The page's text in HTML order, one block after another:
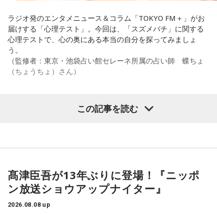
間は時代的に増えていますね」とリアルな実情を明かしま
す。
また、有吉は「吉本（興業）は縦がちゃんとしているじゃ
ん。それは養成所でもそういう教えがあるんだろうし、先輩
からも受け継がれるからだと思うんだよね」と他事務所と比
番組Webサイト： https://jfn-pods.com/program/27400
音声コンテンツプラットフォーム「JFN Pods」ではスペシャ
ル音声も配信中！
ラジオ発のエンタメニュース＆コラム「TOKYO FM＋」がお
届けする「心理テスト」。今回は、「スズメバチ」に関する
心理テストで、心の奥にある本当の自分を探ってみましょ
う。
（監修者：東京・池袋占い館セレーネ所属の占い師 蝶ちょ
（ちょうちょ）さん）
ました。
それは何でしたか？次の中から近いものを1つ選んでくださ
この記事を読む
髙津臣吾が13年ぶりに登場！『ニッポ
ン放送ショウアップナイター』
2026.08.08 up